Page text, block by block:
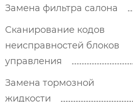
Замена фильтра салона
Сканирование кодов
неисправностей блоков
управления
Замена тормозной
жидкости